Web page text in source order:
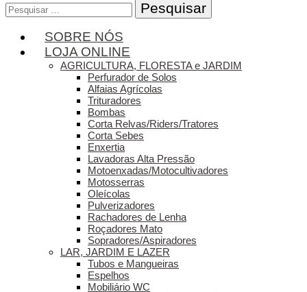
Pesquisar
por:
SOBRE NÓS
LOJA ONLINE
AGRICULTURA, FLORESTA e JARDIM
Perfurador de Solos
Alfaias Agrícolas
Trituradores
Bombas
Corta Relvas/Riders/Tratores
Corta Sebes
Enxertia
Lavadoras Alta Pressão
Motoenxadas/Motocultivadores
Motosserras
Oleícolas
Pulverizadores
Rachadores de Lenha
Roçadores Mato
Sopradores/Aspiradores
LAR, JARDIM E LAZER
Tubos e Mangueiras
Espelhos
Mobiliário WC